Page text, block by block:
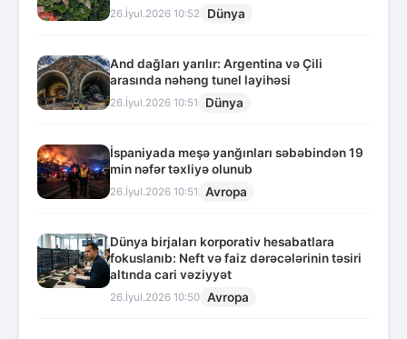
26.İyul.2026 10:52 Dünya
And dağları yarılır: Argentina və Çili
arasında nəhəng tunel layihəsi
26.İyul.2026 10:51 Dünya
İspaniyada meşə yanğınları səbəbindən 19
min nəfər təxliyə olunub
26.İyul.2026 10:51 Avropa
Dünya birjaları korporativ hesabatlara
fokuslanıb: Neft və faiz dərəcələrinin təsiri
altında cari vəziyyət
26.İyul.2026 10:50 Avropa